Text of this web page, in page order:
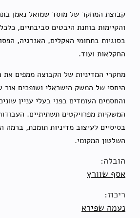
קבוצת המחקר של מוסד שמואל נאמן
והקיימות בוחנת היבטים סביבתיים,
בסוגיות בתחומי האקלים, האנרגיה,
החקלאות ועוד.
מחקרי המדיניות של הקבוצה ממפים את
היחסי של המשק הישראלי ושופכים אור
והחסמים העומדים בפני בעלי עניין
המשקיות מפרויקטים תשתיתיים.
בסיסיים לעיצוב מדיניות תומכת, ברמה
השלטון המקומי.
הובלה:
אסף שוורץ
ריכוז:
נעמה שפירא